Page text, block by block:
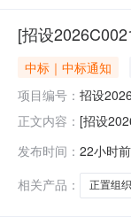
[招设
中标｜中标通知
项目编号： 招设
正文内容： [招设
时间要
发布时间： 22小时前
相关产品：
正置组